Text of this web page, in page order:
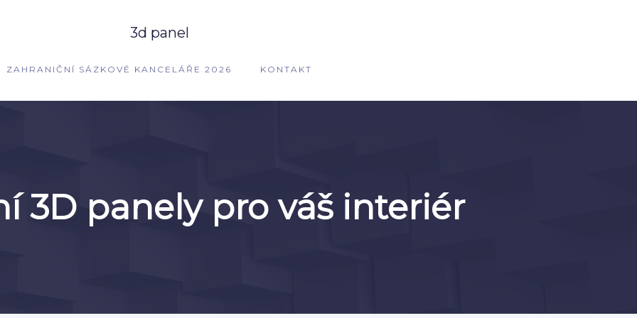
3d panel
ZAHRANIČNÍ SÁZKOVÉ KANCELÁŘE 2026 KONTAKT
3D panely pro váš interiér